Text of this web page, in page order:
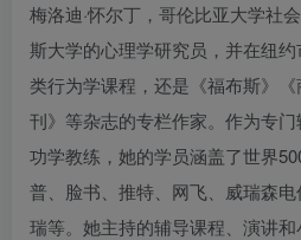
梅洛迪·怀尔丁，哥伦比亚大学社
斯大学的心理学研究员，并在纽
类行为学课程，还是《福布斯》
刊》等杂志的专栏作家。作为专
功学教练，她的学员涵盖了世界
普、脸书、推特、网飞、威瑞森
瑞等。她主持的辅导课程、演讲